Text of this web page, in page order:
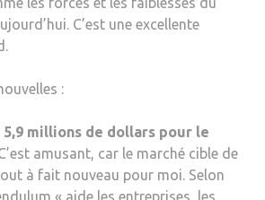
C’est une excellente
:
5,9 millions de dollars pour le
amusant, car le marché cible de
à fait nouveau pour moi. Selon